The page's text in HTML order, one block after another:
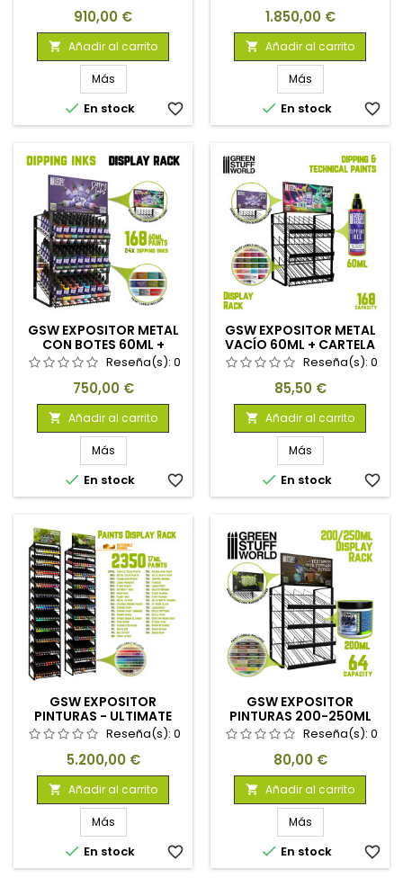
Precio
910,00 €
 Añadir al carrito
Más
 En stock favorite_border
Precio
1.850,00 €
 Añadir al carrito
Más
 En stock favorite_border
GSW EXPOSITOR METAL
CON BOTES 60ML +
CARTELAReseña(s): 0
Precio
750,00 €
 Añadir al carrito
Más
 En stock favorite_border
GSW EXPOSITOR METAL
VACÍO 60ML + CARTELA
Reseña(s): 0
Precio
85,50 €
 Añadir al carrito
Más
 En stock favorite_border
GSW EXPOSITOR
PINTURAS - ULTIMATE
COLLECTION
Reseña(s): 0
Precio
5.200,00 €
 Añadir al carrito
Más
 En stock favorite_border
GSW EXPOSITOR
PINTURAS 200-250ML
Reseña(s): 0
Precio
80,00 €
 Añadir al carrito
Más
 En stock favorite_border